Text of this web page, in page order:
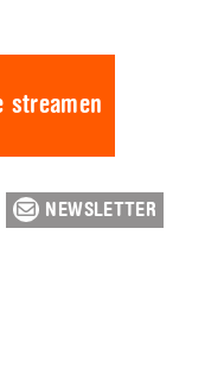
streamen
NEWSLETTER